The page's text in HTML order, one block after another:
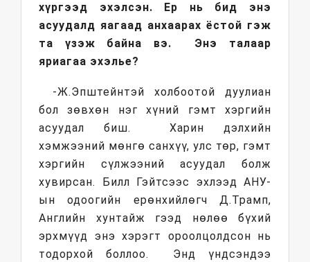
хүргээд эхэлсэн. Ер нь бид энэ
асуудалд яагаад анхаарах ёстой гэж
та үзэж байна вэ. Энэ талаар
яриагаа эхэлье?
-Ж.Эпштейнтэй холбоотой дуулиан
бол зөвхөн нэг хүний гэмт хэргийн
асуудал биш. Харин дэлхийн
хэмжээний мөнгө санхүү, улс төр, гэмт
хэргийн сүлжээний асуудал болж
хувирсан. Билл Гэйтсээс эхлээд АНУ-
ын одоогийн ерөнхийлөгч Д.Трамп,
Английн хунтайж гээд нөлөө бүхий
эрхмүүд энэ хэрэгт ороолцолдсон нь
тодорхой боллоо. Энд үндсэндээ